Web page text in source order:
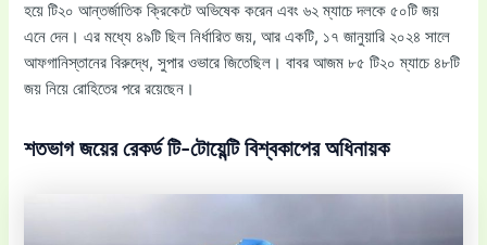
হয়ে টি২০ আন্তর্জাতিক ক্রিকেটে অভিষেক করেন এবং ৬২ ম্যাচে দলকে ৫০টি জয়
এনে দেন। এর মধ্যে ৪৯টি ছিল নির্ধারিত জয়, আর একটি, ১৭ জানুয়ারি ২০২৪ সালে
আফগানিস্তানের বিরুদ্ধে, সুপার ওভারে জিতেছিল। বাবর আজম ৮৫ টি২০ ম্যাচে ৪৮টি
জয় নিয়ে রোহিতের পরে রয়েছেন।
শতভাগ জয়ের রেকর্ড টি-টোয়েন্টি বিশ্বকাপের অধিনায়ক